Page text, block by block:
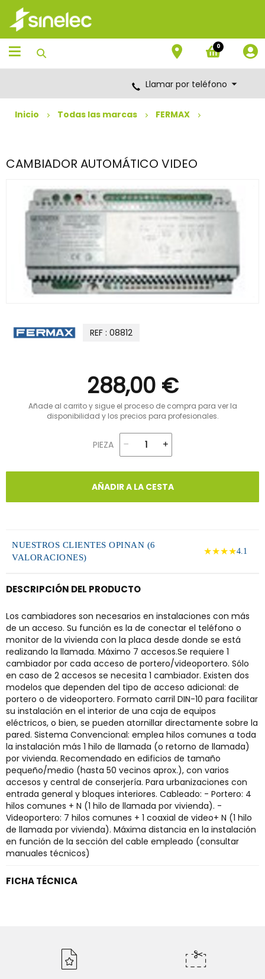
Saltar
contenido
Saltar
menú
de
navegación
0
Llamar por teléfono
Inicio Todas las marcas FERMAX
CAMBIADOR AUTOMÁTICO VIDEO
REF : 08812
288,00 €
Añade al carrito y sigue el proceso de compra para ver la
disponibilidad y los precios para profesionales.
PIEZA
AÑADIR A LA CESTA
NUESTROS CLIENTES OPINAN (6
VALORACIONES)
★★★★4.1
DESCRIPCIÓN DEL PRODUCTO
Los cambiadores son necesarios en instalaciones con más
de un acceso. Su función es la de conectar el teléfono o
monitor de la vivienda con la placa desde donde se está
realizando la llamada. Máximo 7 accesos.Se requiere 1
cambiador por cada acceso de portero/videoportero. Sólo
en caso de 2 accesos se necesita 1 cambiador. Existen dos
modelos que dependen del tipo de acceso adicional: de
portero o de videoportero. Formato carril DIN-10 para facilitar
su instalación en el interior de una caja de equipos
eléctricos, o bien, se pueden atornillar directamente sobre la
pared. Sistema Convencional: emplea hilos comunes a toda
la instalación más 1 hilo de llamada (o retorno de llamada)
por vivienda. Recomendado en edificios de tamaño
pequeño/medio (hasta 50 vecinos aprox.), con varios
accesos y central de conserjería. Para urbanizaciones con
entrada general y bloques interiores. Cableado: - Portero: 4
hilos comunes + N (1 hilo de llamada por vivienda). -
Videoportero: 7 hilos comunes + 1 coaxial de video+ N (1 hilo
de llamada por vivienda). Máxima distancia en la instalación
en función de la sección del cable empleado (consultar
manuales técnicos)
FICHA TÉCNICA